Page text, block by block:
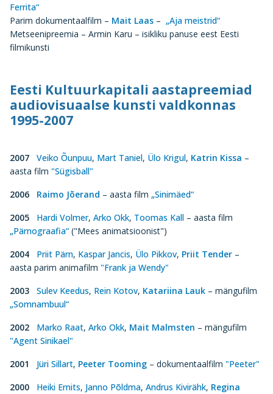
Ferrita“
Parim dokumentaalfilm – Mait Laas – „Aja meistrid“
Metseenipreemia – Armin Karu – isikliku panuse eest Eesti
filmikunsti
Eesti Kultuurkapitali aastapreemiad
audiovisuaalse kunsti valdkonnas
1995-2007
2007 Veiko Õunpuu, Mart Taniel, Ülo Krigul, Katrin Kissa –
aasta film "Sügisball"
2006
Raimo Jõerand – aasta film „Sinimäed“
2005
Hardi Volmer, Arko Okk, Toomas Kall – aasta film
„Pärnograafia“ ("Mees animatsioonist")
2004
Priit Pärn, Kaspar Jancis, Ülo Pikkov, Priit Tender –
aasta parim animafilm "Frank ja Wendy"
2003
Sulev Keedus, Rein Kotov, Katariina Lauk – mängufilm
„Somnambuul“
2002
Marko Raat, Arko Okk, Mait Malmsten – mängufilm
"Agent Sinikael"
2001
Jüri Sillart, Peeter Tooming – dokumentaalfilm "Peeter"
2000
Heiki Ernits, Janno Põldma, Andrus Kivirähk, Regina